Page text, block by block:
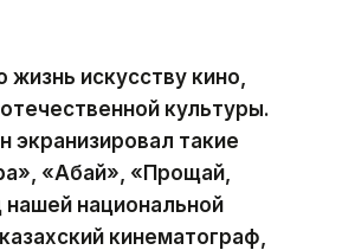
искусству кино,
культуры.
экранизировал такие
«Абай», «Прощай,
национальной
кинематограф,